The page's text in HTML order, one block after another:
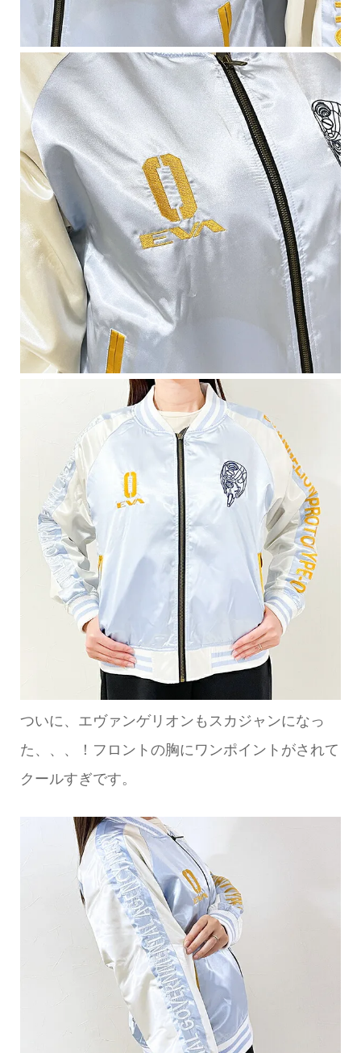
ついに、エヴァンゲリオンもスカジャンになっ
た、、、！フロントの胸にワンポイントがされて
クールすぎです。